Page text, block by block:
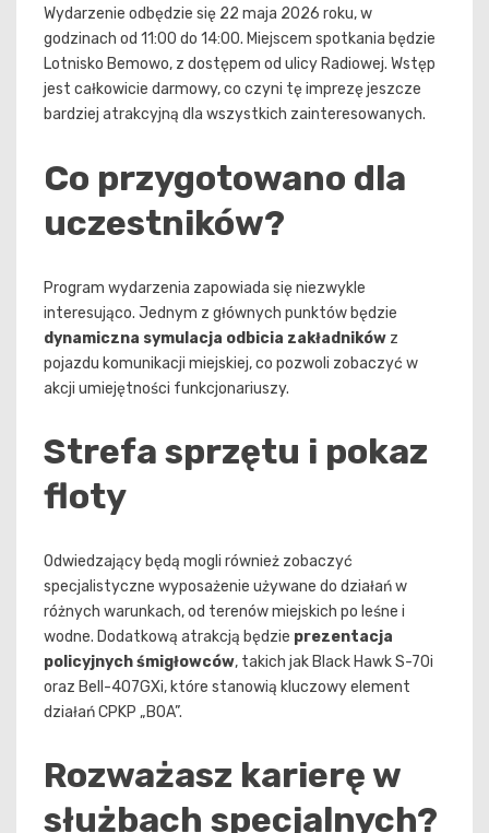
Wydarzenie odbędzie się 22 maja 2026 roku, w
godzinach od 11:00 do 14:00. Miejscem spotkania będzie
Lotnisko Bemowo, z dostępem od ulicy Radiowej. Wstęp
jest całkowicie darmowy, co czyni tę imprezę jeszcze
bardziej atrakcyjną dla wszystkich zainteresowanych.
Co przygotowano dla
uczestników?
Program wydarzenia zapowiada się niezwykle
interesująco. Jednym z głównych punktów będzie
dynamiczna symulacja odbicia zakładników z
pojazdu komunikacji miejskiej, co pozwoli zobaczyć w
akcji umiejętności funkcjonariuszy.
Strefa sprzętu i pokaz
floty
Odwiedzający będą mogli również zobaczyć
specjalistyczne wyposażenie używane do działań w
różnych warunkach, od terenów miejskich po leśne i
wodne. Dodatkową atrakcją będzie prezentacja
policyjnych śmigłowców, takich jak Black Hawk S-70i
oraz Bell-407GXi, które stanowią kluczowy element
działań CPKP „BOA”.
Rozważasz karierę w
służbach specjalnych?